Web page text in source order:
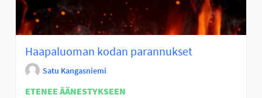
Haapaluoman kodan parannukset
Satu Kangasniemi
ETENEE ÄÄNESTYKSEEN